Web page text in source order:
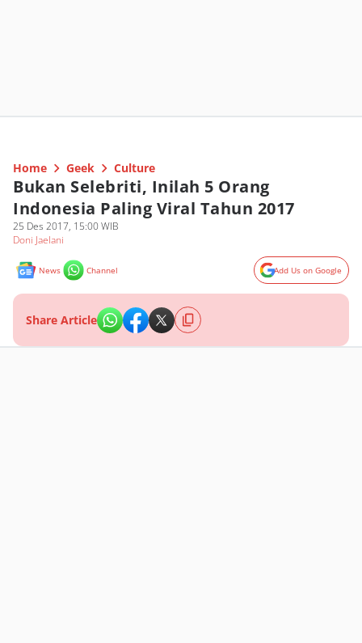
Home Geek Culture
Bukan Selebriti, Inilah 5 Orang
Indonesia Paling Viral Tahun 2017
25 Des 2017, 15:00 WIB
Doni Jaelani
News Channel Add Us on Google
Share Article